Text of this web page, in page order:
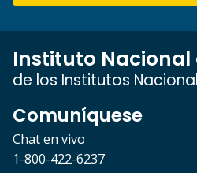
Instituto Nacional
de los Institutos
Comuníquese
Chat en vivo
1-800-422-6237